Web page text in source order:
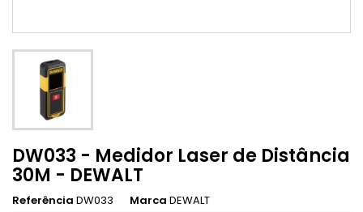
DW033 - Medidor Laser de Distância
30M - DEWALT
Referência DW033 Marca DEWALT